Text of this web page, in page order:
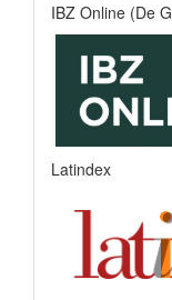
IBZ Online (De
Latindex